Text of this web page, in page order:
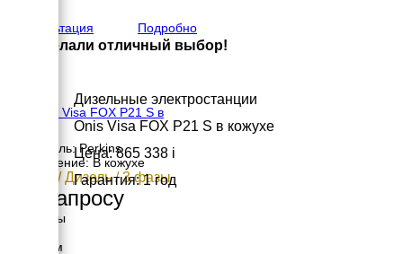
Консультация
Подробно
БУ Onis Visa FOX P21 S в
Двигатель: Perkins
Исполнение: В кожухе
16 кВт / Дизель / 3 фазы
По запросу
Размеры
1470 мм
Вы сделали отличный выбор!
Дизельные электростанции
Onis Visa FOX P21 S в кожухе
Цена: 865 338 i
Гарантия: 1 год